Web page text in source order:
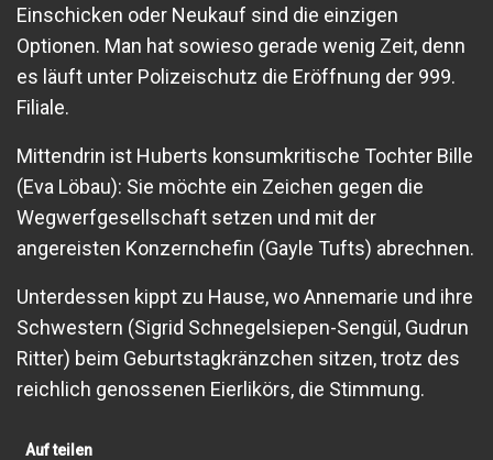
Einschicken oder Neukauf sind die einzigen
Optionen. Man hat sowieso gerade wenig Zeit, denn
es läuft unter Polizeischutz die Eröffnung der 999.
Filiale.
Mittendrin ist Huberts konsumkritische Tochter Bille
(Eva Löbau): Sie möchte ein Zeichen gegen die
Wegwerfgesellschaft setzen und mit der
angereisten Konzernchefin (Gayle Tufts) abrechnen.
Unterdessen kippt zu Hause, wo Annemarie und ihre
Schwestern (Sigrid Schnegelsiepen-Sengül, Gudrun
Ritter) beim Geburtstagkränzchen sitzen, trotz des
reichlich genossenen Eierlikörs, die Stimmung.
Auf teilen